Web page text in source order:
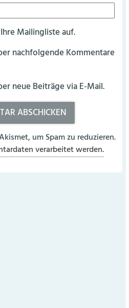
Mailingliste auf.
nachfolgende Kommentare
neue Beiträge via E-Mail.
um Spam zu reduzieren.
verarbeitet werden.